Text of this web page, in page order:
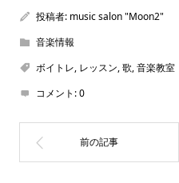
投稿者: music salon "Moon2"
音楽情報
ボイトレ, レッスン,歌,音楽教室
コメント:0